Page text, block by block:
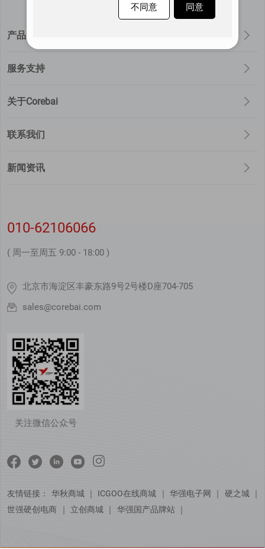
产品
服务支持
关于Corebai
联系我们
新闻资讯
010-62106066
( 周一至周五 9:00 - 18:00 )
北京市海淀区丰豪东路9号2号楼D座704-705
sales@corebai.com
关注微信公众号
友情链接： 华秋商城 ｜ ICGOO在线商城 华强电子网 硬之城
世强硬创电商
立创商城 ｜ 华强国产品牌站
不同意 同意